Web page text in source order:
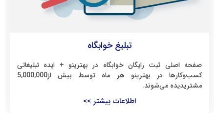
تبلیغ خوابگاه
صفحه اصلی ثبت رایگان خوابگاه در بهترینو + ایده تبلیغاتی
کسب‌وکارها در بهترینو هر ماه توسط بیش از5,000,000
مشتریدیده می‌شوند.
اطلاعات بیشتر >>